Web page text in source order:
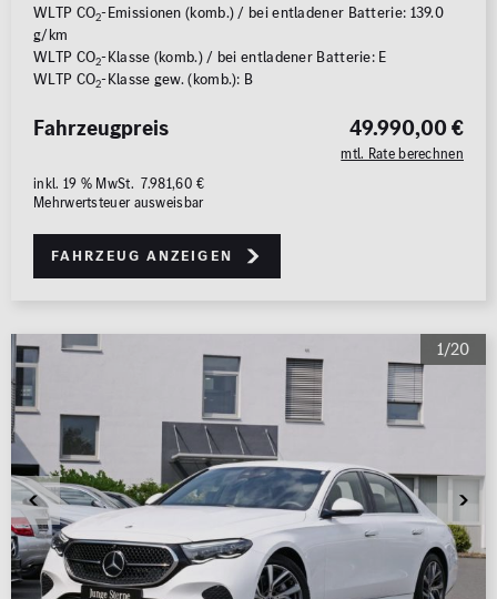
WLTP CO2-Emissionen (komb.) / bei entladener Batterie: 139.0
g/km
WLTP CO2-Klasse (komb.) / bei entladener Batterie: E
WLTP CO2-Klasse gew. (komb.): B
49.990,00 €
mtl. Rate berechnen
Fahrzeugpreis
inkl. 19 % MwSt. 7.981,60 €
Mehrwertsteuer ausweisbar
Fahrzeug anzeigen
1/20